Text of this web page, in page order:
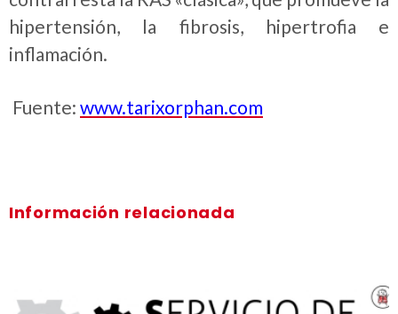
hipertensión, la fibrosis, hipertrofia e
inflamación.
Fuente: www.tarixorphan.com
Información relacionada